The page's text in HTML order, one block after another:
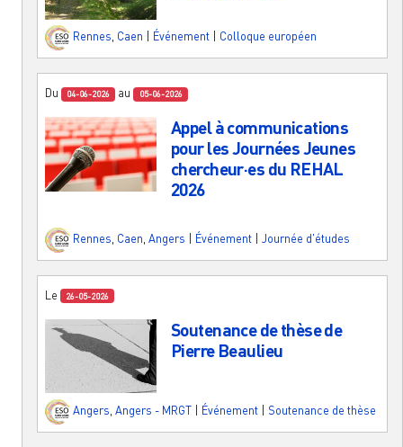
Rennes, Caen Événement Colloque européen
Du 04-06-2026 au 05-06-2026
Appel à communications
pour les Journées Jeunes
chercheur·es du REHAL
2026
Rennes Caen Angers Événement Journée d'études
Le 26-05-2026
Soutenance de thèse de
Pierre Beaulieu
Angers Angers - MRGT Événement Soutenance de thèse